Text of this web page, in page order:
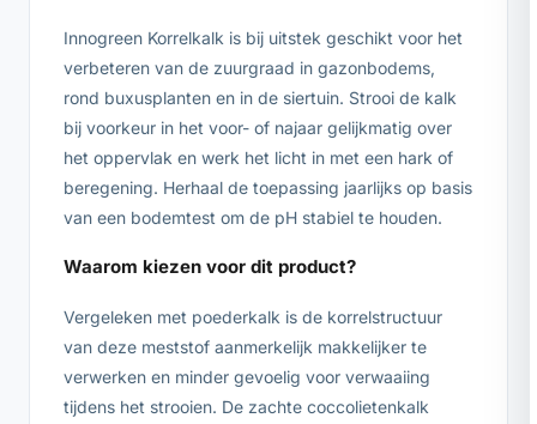
Innogreen Korrelkalk is bij uitstek geschikt voor het
verbeteren van de zuurgraad in gazonbodems,
rond buxusplanten en in de siertuin. Strooi de kalk
bij voorkeur in het voor- of najaar gelijkmatig over
het oppervlak en werk het licht in met een hark of
beregening. Herhaal de toepassing jaarlijks op basis
van een bodemtest om de pH stabiel te houden.
Waarom kiezen voor dit product?
Vergeleken met poederkalk is de korrelstructuur
van deze meststof aanmerkelijk makkelijker te
verwerken en minder gevoelig voor verwaaiing
tijdens het strooien. De zachte coccolietenkalk